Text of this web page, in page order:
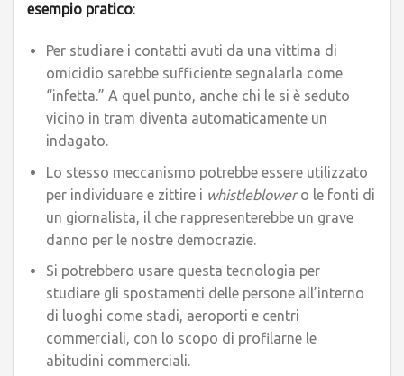
esempio pratico:
Per studiare i contatti avuti da una vittima di
omicidio sarebbe sufficiente segnalarla come
“infetta.” A quel punto, anche chi le si è seduto
vicino in tram diventa automaticamente un
indagato.
Lo stesso meccanismo potrebbe essere utilizzato
per individuare e zittire i whistleblowero le fonti di
un giornalista, il che rappresenterebbe un grave
danno per le nostre democrazie.
Si potrebbero usare questa tecnologia per
studiare gli spostamenti delle persone all’interno
di luoghi come stadi, aeroporti e centri
commerciali, con lo scopo di profilarne le
abitudini commerciali.